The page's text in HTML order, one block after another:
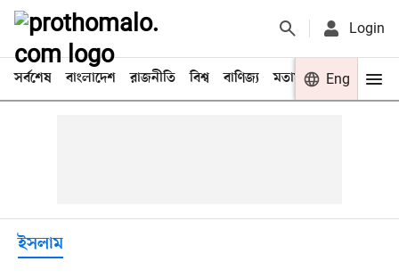
Login
সর্বশেষ বাংলাদেশ রাজনীতি বিশ্ব বাণিজ্য মতামত খেলা
Eng
ইসলাম